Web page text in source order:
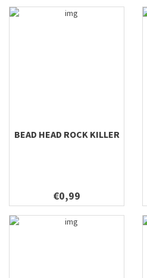
BEAD HEAD ROCK KILLER
€0,99